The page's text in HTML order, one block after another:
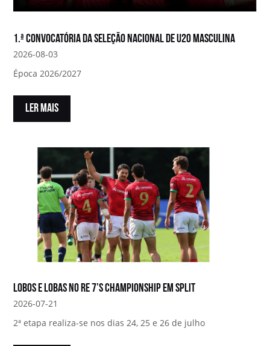
1.ª convocatória da Seleção Nacional de U20 Masculina
2026-08-03
Época 2026/2027
LER MAIS
Lobos e Lobas no RE 7’s Championship em Split
2026-07-21
2ª etapa realiza-se nos dias 24, 25 e 26 de julho